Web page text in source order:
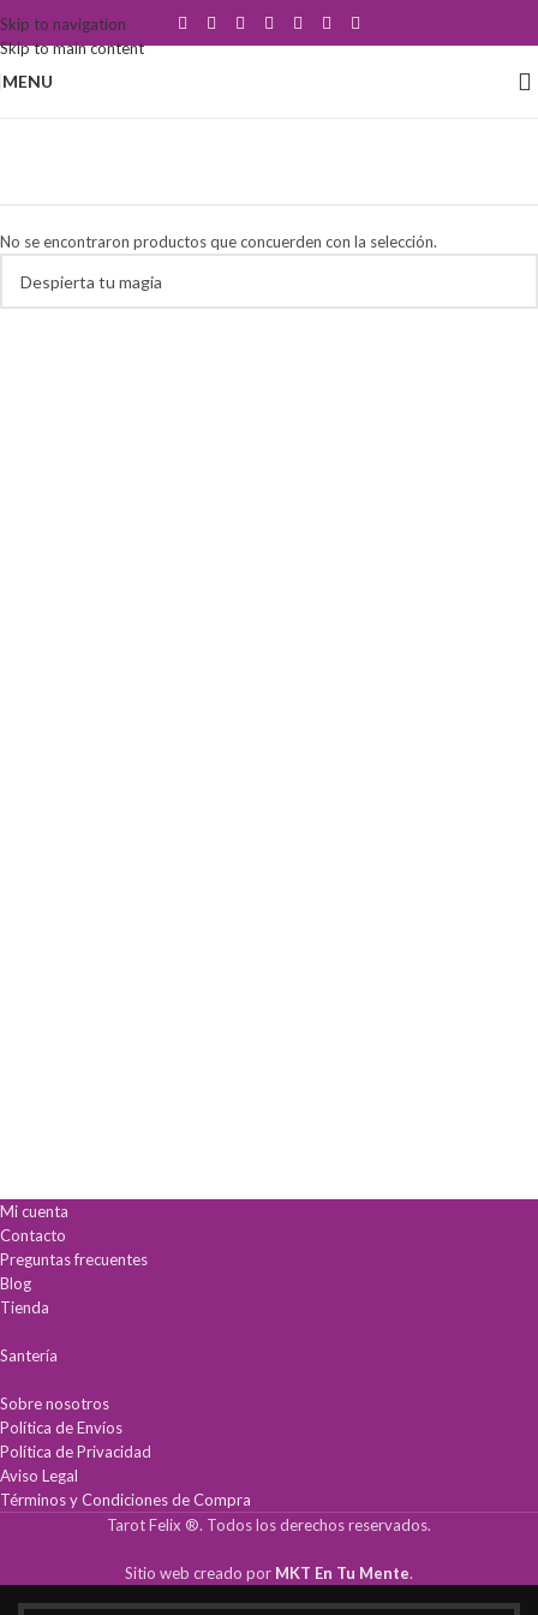
Skip to navigation
Skip to main content
MENU
No se encontraron productos que concuerden con la selección.
Mi cuenta
Contacto
Preguntas frecuentes
Blog
Tienda
Santería
Sobre nosotros
Política de Envíos
Política de Privacidad
Aviso Legal
Términos y Condiciones de Compra
Tarot Felix ®. Todos los derechos reservados.
Sitio web creado por MKT En Tu Mente.